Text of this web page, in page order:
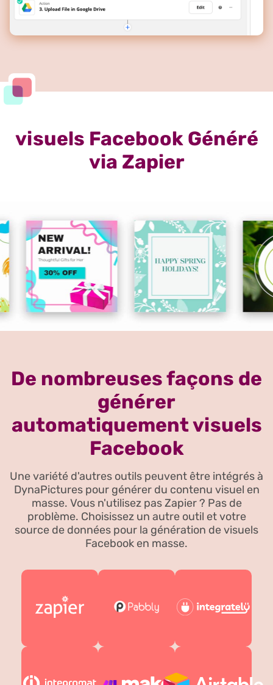
visuels Facebook Généré
via Zapier
De nombreuses façons de
générer
automatiquement visuels
Facebook
Une variété d'autres outils peuvent être intégrés à
DynaPictures pour générer du contenu visuel en
masse. Vous n'utilisez pas Zapier ? Pas de
problème. Choisissez un autre outil et votre
source de données pour la génération de visuels
Facebook en masse.